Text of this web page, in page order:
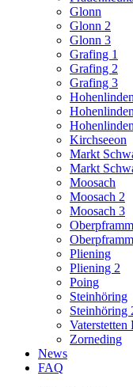
Glonn
Glonn 2
Glonn 3
Grafing 1
Grafing 2
Grafing 3
Hohenlinden
Kirchseeon
Markt
Markt
Moosach
Moosach 2
Moosach 3
Pliening
Pliening 2
Poing
Steinhöring
Steinhöring
Zorneding
News
FAQ